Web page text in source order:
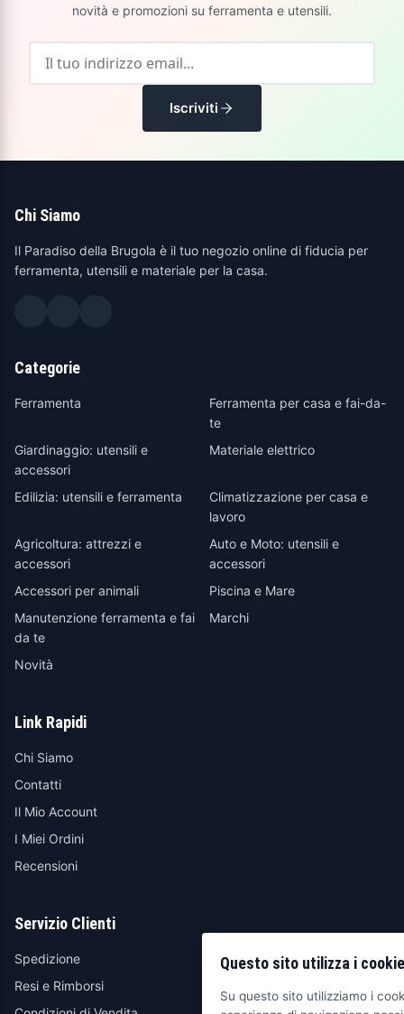
novità e promozioni su ferramenta e utensili.
Iscriviti
Chi Siamo
Il Paradiso della Brugola è il tuo negozio online di fiducia per
ferramenta, utensili e materiale per la casa.
Categorie
Ferramenta
Ferramenta per casa e fai-da-
te
Giardinaggio: utensili e
accessori
Materiale elettrico
Edilizia: utensili e ferramenta
Climatizzazione per casa e
lavoro
Agricoltura: attrezzi e
accessori
Auto e Moto: utensili e
accessori
Accessori per animali
Piscina e Mare
Manutenzione ferramenta e fai
da te
Marchi
Novità
Link Rapidi
Chi Siamo
Contatti
Il Mio Account
I Miei Ordini
Recensioni
Servizio Clienti
Spedizione
Resi e Rimborsi
Questo sito utilizza i cookie
Su questo sito utilizziamo i